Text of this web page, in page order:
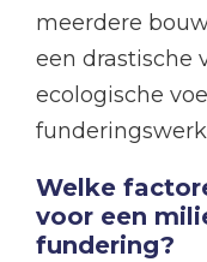
meerdere
een drastische
ecologische
Welke
voor een
fundering?